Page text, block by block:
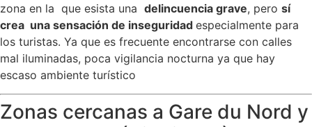
zona en la que esista una delincuencia grave, pero sí
crea una sensación de inseguridad especialmente para
los turistas. Ya que es frecuente encontrarse con calles
mal iluminadas, poca vigilancia nocturna ya que hay
escaso ambiente turístico
Zonas cercanas a Gare du Nord y